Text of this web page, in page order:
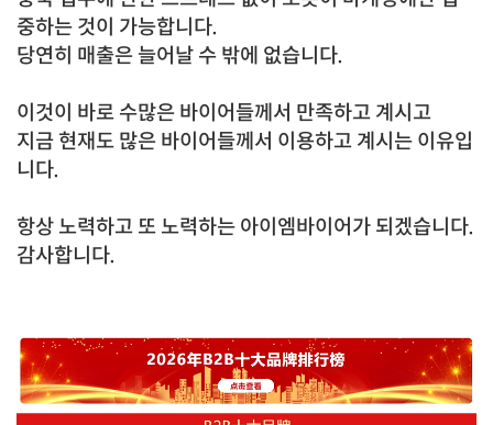
중하는 것이 가능합니다.
당연히 매출은 늘어날 수 밖에 없습니다.
이것이 바로 수많은 바이어들께서 만족하고 계시고
지금 현재도 많은 바이어들께서 이용하고 계시는 이유입
니다.
항상 노력하고 또 노력하는 아이엠바이어가 되겠습니다.
감사합니다.